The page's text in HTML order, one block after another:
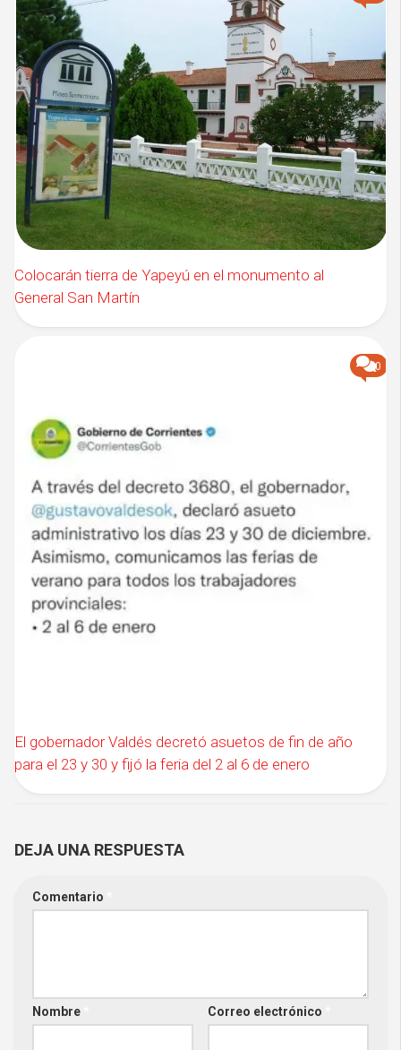
Colocarán tierra de Yapeyú en el monumento al
General San Martín
0
El gobernador Valdés decretó asuetos de fin de año
para el 23 y 30 y fijó la feria del 2 al 6 de enero
DEJA UNA RESPUESTA
Comentario
Nombre Correo electrónico